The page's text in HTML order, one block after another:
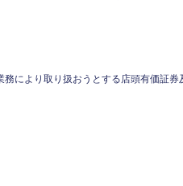
より取り扱おうとする店頭有価証